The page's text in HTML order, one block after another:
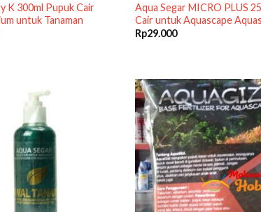
K 300ml Pupuk Cair
untuk Tanaman
Aqua Segar MICRO PLUS
Cair untuk Aquascape
Rp29.000